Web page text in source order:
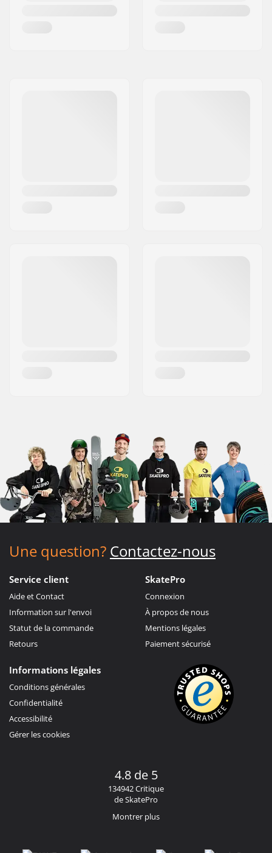
Une question? Contactez-nous
Service client
Aide et Contact
Information sur l'envoi
Statut de la commande
Retours
SkatePro
Connexion
À propos de nous
Mentions légales
Paiement sécurisé
Informations légales
Conditions générales
Confidentialité
Accessibilité
Gérer les cookies
4.8 de 5
134942 Critique
de SkatePro
Montrer plus